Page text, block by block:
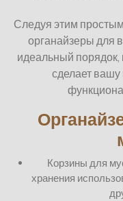
Следуя этим
органайзеры для
идеальный порядок,
сделает
Корзины для
хранения